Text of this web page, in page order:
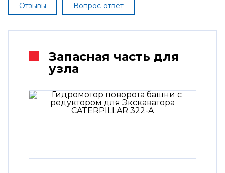
Отзывы Вопрос-ответ
Запасная часть для
узла